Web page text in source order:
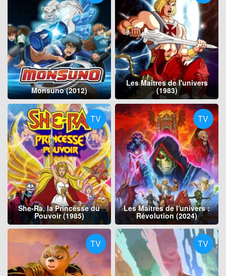
Monsuno (2012)
Les Maîtres de l'univers
(1983)
TV
She-Ra, la Princesse du
Pouvoir (1985)
TV
Les Maîtres de l'univers :
Révolution (2024)
TV TV